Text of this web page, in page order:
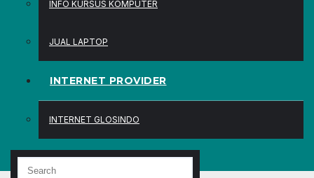
INFO KURSUS KOMPUTER
JUAL LAPTOP
INTERNET PROVIDER
INTERNET GLOSINDO